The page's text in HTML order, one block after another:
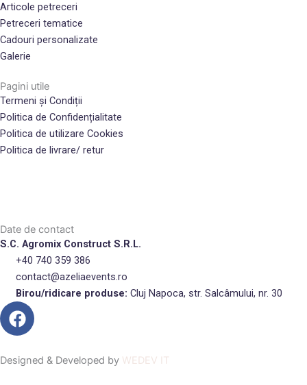
Articole petreceri
Petreceri tematice
Cadouri personalizate
Galerie
Pagini utile
Termeni și Condiții
Politica de Confidențialitate
Politica de utilizare Cookies
Politica de livrare/ retur
Date de contact
S.C. Agromix Construct S.R.L.
+40 740 359 386
contact@azeliaevents.ro
Birou/ridicare produse: Cluj Napoca, str. Salcâmului, nr. 30
F
a
e
Designed & Developed by WEDEV IT